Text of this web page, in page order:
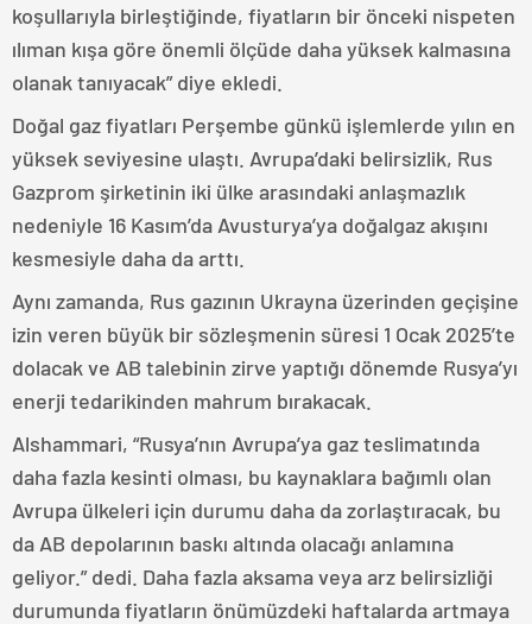
koşullarıyla birleştiğinde, fiyatların bir önceki nispeten
ılıman kışa göre önemli ölçüde daha yüksek kalmasına
olanak tanıyacak” diye ekledi.
Doğal gaz fiyatları Perşembe günkü işlemlerde yılın en
yüksek seviyesine ulaştı. Avrupa’daki belirsizlik, Rus
Gazprom şirketinin iki ülke arasındaki anlaşmazlık
nedeniyle 16 Kasım’da Avusturya’ya doğalgaz akışını
kesmesiyle daha da arttı.
Aynı zamanda, Rus gazının Ukrayna üzerinden geçişine
izin veren büyük bir sözleşmenin süresi 1 Ocak 2025’te
dolacak ve AB talebinin zirve yaptığı dönemde Rusya’yı
enerji tedarikinden mahrum bırakacak.
Alshammari, “Rusya’nın Avrupa’ya gaz teslimatında
daha fazla kesinti olması, bu kaynaklara bağımlı olan
Avrupa ülkeleri için durumu daha da zorlaştıracak, bu
da AB depolarının baskı altında olacağı anlamına
geliyor.” dedi. Daha fazla aksama veya arz belirsizliği
durumunda fiyatların önümüzdeki haftalarda artmaya